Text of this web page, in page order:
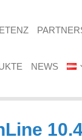
NEWS